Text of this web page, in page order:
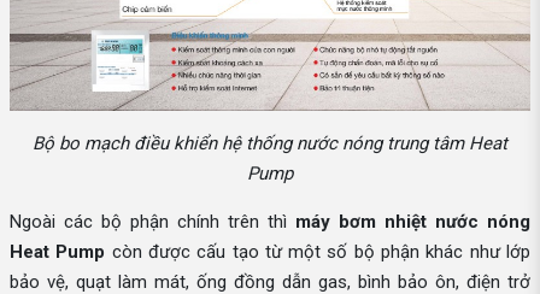
Bộ bo mạch điều khiển hệ thống nước nóng trung tâm Heat
Pump
Ngoài các bộ phận chính trên thì máy bơm nhiệt nước nóng
Heat Pump còn được cấu tạo từ một số bộ phận khác như lớp
bảo vệ, quạt làm mát, ống đồng dẫn gas, bình bảo ôn, điện trở